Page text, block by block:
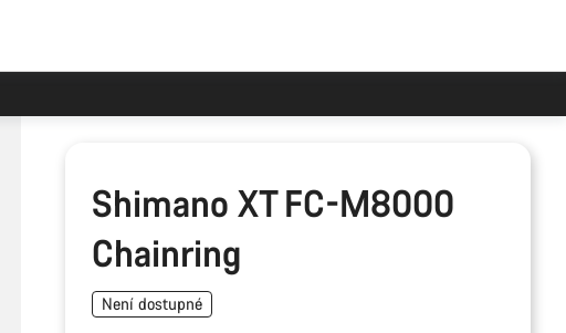
Shimano XT FC-M8000
Chainring
Není dostupné